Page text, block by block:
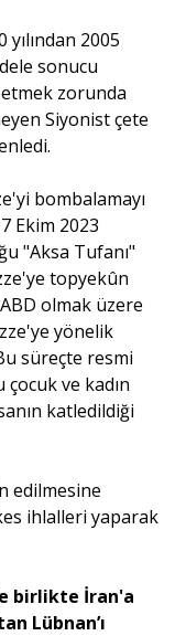
yılından 2005
sonucu
zorunda
Siyonist çete
bombalamayı
Ekim 2023
"Aksa Tufanı"
topyekûn
olmak üzere
yönelik
süreçte resmi
ve kadın
katledildiği
edilmesine
ihlalleri yaparak
birlikte İran'a
Lübnan’ı